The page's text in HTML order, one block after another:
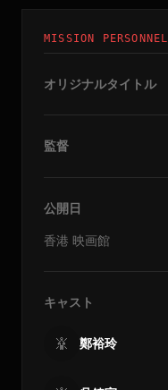
MISSION PERSONNEL
オリジナルタイトル
監督
公開日
香港 映画館
キャスト
鄭裕玲